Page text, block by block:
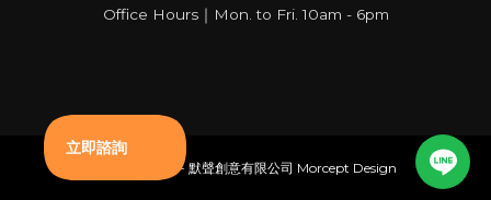
Office Hours｜Mon. to Fri. 10am - 6pm
© Copyright - 默聲創意有限公司 Morcept Design